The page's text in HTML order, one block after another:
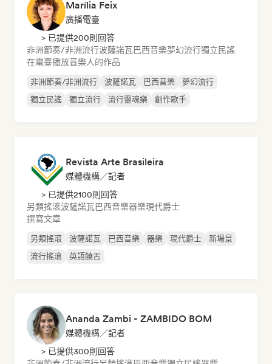
Marília Feix
廣播電臺
> 已提供200則回答
非洲節奏/非洲流行波薩諾瓦巴西音樂夢幻流行獨立民謠
在電臺播放音樂人的作品
非洲節奏/非洲流行 波薩諾瓦 巴西音樂
夢幻流行
獨立民謠
獨立流行 流行靈魂樂 創作歌手
Revista Arte Brasileira
媒體機構／記者
> 已提供2100則回答
另類搖滾波薩諾瓦巴西音樂器樂現代爵士
撰寫文章
另類搖滾 波薩諾瓦 巴西音樂 器樂 現代爵士
新場景
流行搖滾
英語饒舌
Ananda Zambi - ZAMBIDO BOM
媒體機構／記者
> 已提供300則回答